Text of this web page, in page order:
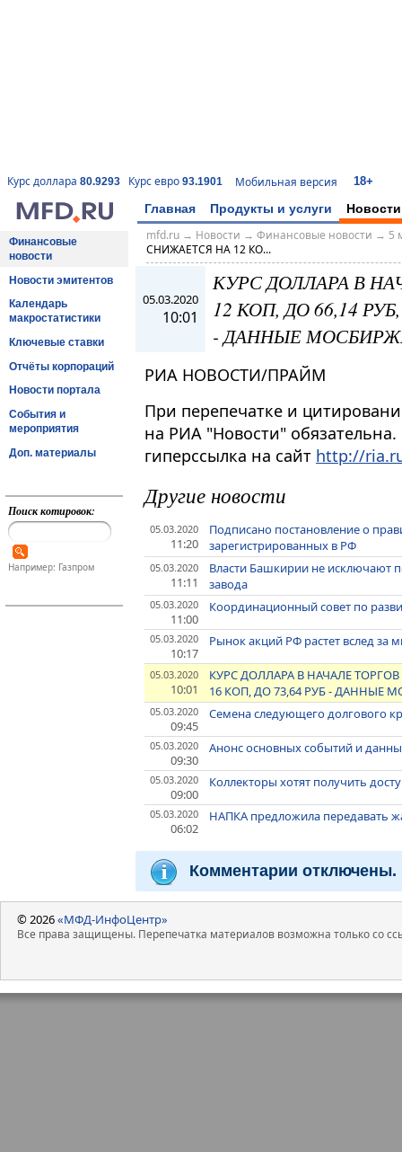
Курс доллара 80.9293 Курс евро 93.1901 Мобильная версия 18+
Главная Продукты и услуги Новости
Финансовые
новости
Новости эмитентов
Календарь
макростатистики
Ключевые ставки
Отчёты корпораций
Новости портала
События и
мероприятия
Доп. материалы
Поиск котировок:
Например: Газпром
mfd.ru→ Новости → Финансовые новости → 5
СНИЖАЕТСЯ НА 12 КО...
05.03.2020
10:01
КУРС ДОЛЛАРА В
12 КОП, ДО 66,14
- ДАННЫЕ
РИА НОВОСТИ/ПРАЙМ
При перепечатке и
на РИА "Новости"
гиперссылка на сайт http://
Другие новости
05.03.2020
11:20
Подписано постановление о
зарегистрированных в РФ
05.03.2020
11:11
Власти Башкирии не исключают
завода
05.03.2020
11:00
Координационный совет по
05.03.2020
10:17
Рынок акций РФ растет вслед
05.03.2020
10:01
КУРС ДОЛЛАРА В НАЧАЛЕ
16 КОП, ДО 73,64 РУБ - ДАННЫЕ
05.03.2020
09:45
Семена следующего долгового
05.03.2020
09:30
Анонс основных событий и
05.03.2020
09:00
Коллекторы хотят получить
05.03.2020
06:02
НАПКА предложила передавать
Комментарии отключены.
© 2026«МФД-ИнфоЦентр»
Все права защищены. Перепечатка материалов возможна только со